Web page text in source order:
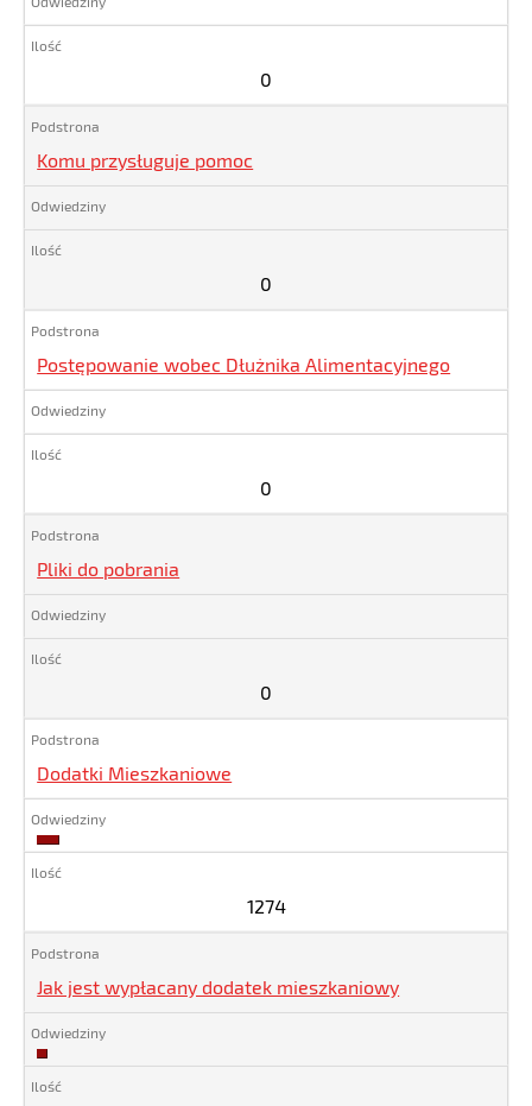
0
Komu przysługuje pomoc
0
Postępowanie wobec Dłużnika Alimentacyjnego
0
Pliki do pobrania
0
Dodatki Mieszkaniowe
1274
1274
Jak jest wypłacany dodatek mieszkaniowy
571